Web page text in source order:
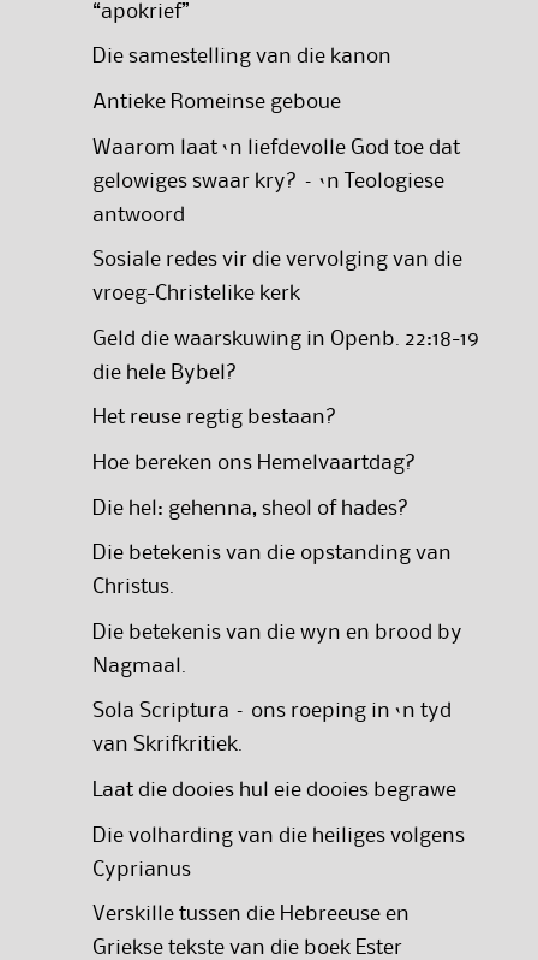
“apokrief”
Die samestelling van die kanon
Antieke Romeinse geboue
Waarom laat ‘n liefdevolle God toe dat
gelowiges swaar kry? – ‘n Teologiese
antwoord
Sosiale redes vir die vervolging van die
vroeg-Christelike kerk
Geld die waarskuwing in Openb. 22:18-19
die hele Bybel?
Het reuse regtig bestaan?
Hoe bereken ons Hemelvaartdag?
Die hel: gehenna, sheol of hades?
Die betekenis van die opstanding van
Christus.
Die betekenis van die wyn en brood by
Nagmaal.
Sola Scriptura – ons roeping in ‘n tyd
van Skrifkritiek.
Laat die dooies hul eie dooies begrawe
Die volharding van die heiliges volgens
Cyprianus
Verskille tussen die Hebreeuse en
Griekse tekste van die boek Ester